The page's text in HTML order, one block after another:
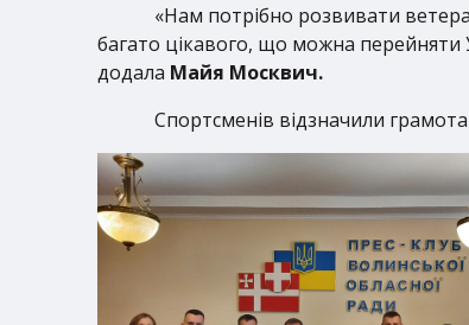
«Нам потрібно розвивати
багато цікавого, що можна перейняти
додала Майя Москвич.
Спортсменів відзначили